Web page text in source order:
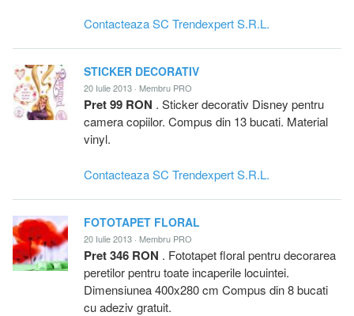
Contacteaza SC Trendexpert S.R.L.
STICKER DECORATIV
20 Iulie 2013 · Membru PRO
Pret 99 RON . Sticker decorativ Disney pentru
camera copiilor. Compus din 13 bucati. Material
vinyl.
Contacteaza SC Trendexpert S.R.L.
FOTOTAPET FLORAL
20 Iulie 2013 · Membru PRO
Pret 346 RON . Fototapet floral pentru decorarea
peretilor pentru toate incaperile locuintei.
Dimensiunea 400x280 cm Compus din 8 bucati
cu adeziv gratuit.